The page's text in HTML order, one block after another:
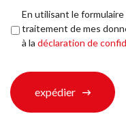
vous
trouvé?
*
Déclaration
de
confidentialité
En utilisant le
traitement de mes
à la déclaration de
expédier